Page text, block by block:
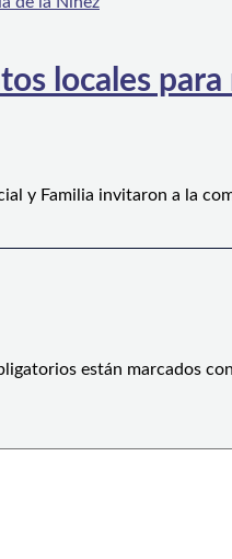
locales
y Familia invitaron a la
están marcados con